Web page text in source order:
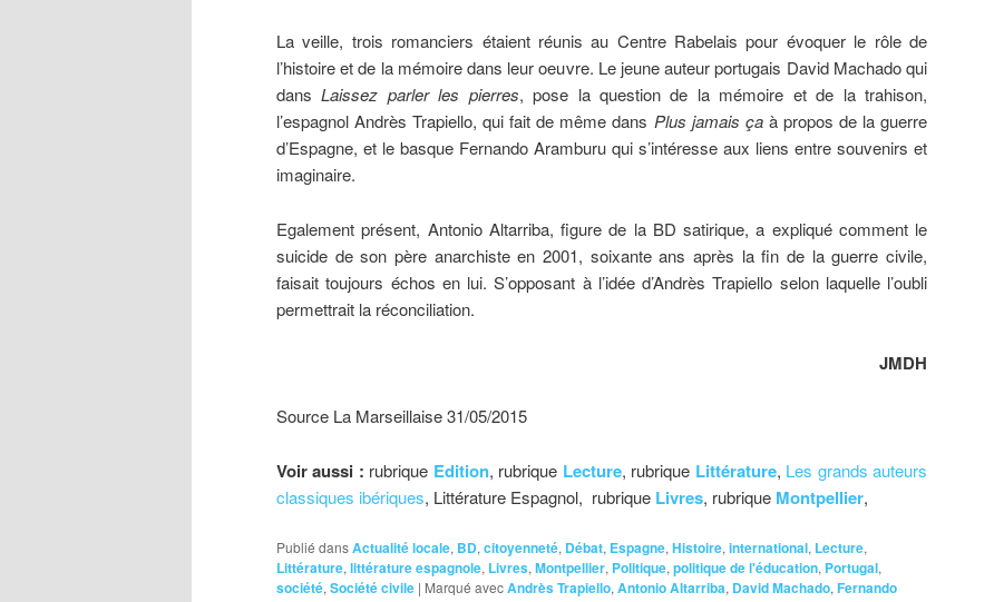
La veille, trois romanciers étaient réunis au Centre Rabelais pour évoquer le rôle de
l’histoire et de la mémoire dans leur oeuvre. Le jeune auteur portugais David Machado qui
dansLaissez parler les pierres, pose la question de la mémoire et de la trahison,
l’espagnol Andrès Trapiello, qui fait de même dans Plus jamais çaà propos de la guerre
d’Espagne, et le basque Fernando Aramburu qui s’intéresse aux liens entre souvenirs et
imaginaire.
Egalement présent, Antonio Altarriba, figure de la BD satirique, a expliqué comment le
suicide de son père anarchiste en 2001, soixante ans après la fin de la guerre civile,
faisait toujours échos en lui. S’opposant à l’idée d’Andrès Trapiello selon laquelle l’oubli
permettrait la réconciliation.
JMDH
Source La Marseillaise 31/05/2015
Voir aussi : rubrique Edition, rubrique Lecture, rubrique Littérature, Les grands auteurs
classiques ibériques, Littérature Espagnol, rubrique Livres, rubrique Montpellier,
Publié dansActualité locale, BD, citoyenneté, Débat, Espagne, Histoire, international, Lecture,
Littérature, littérature espagnole, Livres, Montpellier, Politique, politique de l'éducation, Portugal,
société, Société civile | Marqué avecAndrès Trapiello, Antonio Altarriba, David Machado, Fernando